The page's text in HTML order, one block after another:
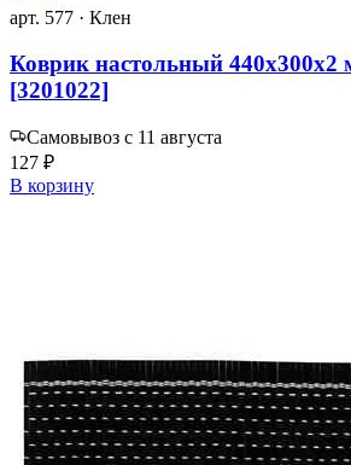
арт. 577 · Клен
Коврик настольный
[3201022]
Самовывоз с 11 августа
127 ₽
В корзину